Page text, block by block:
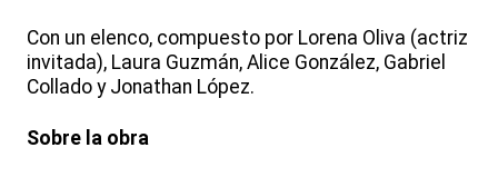
Con un elenco, compuesto por Lorena Oliva (actriz
invitada), Laura Guzmán, Alice González, Gabriel
Collado y Jonathan López.
Sobre la obra